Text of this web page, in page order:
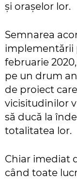
și orașelor lor.
Semnarea
implementării
februarie
pe un drum
de proiect
vicisitudinilor
să ducă la
totalitatea lor.
Chiar imediat
când toate